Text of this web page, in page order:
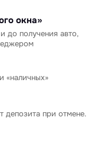
окна»
до получения авто,
«наличных»
депозита при отмене.